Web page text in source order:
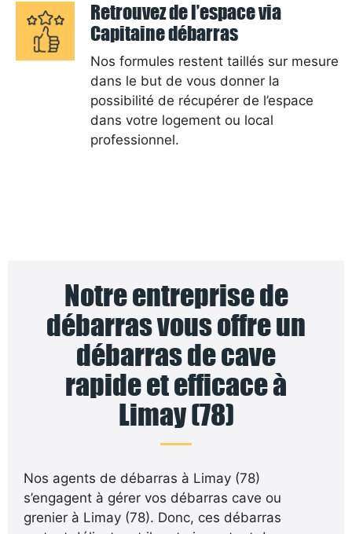
Retrouvez de l’espace via
Capitaine débarras
Nos formules restent taillés sur mesure
dans le but de vous donner la
possibilité de récupérer de l’espace
dans votre logement ou local
professionnel.
Notre entreprise de
débarras vous offre un
débarras de cave
rapide et efficace à
Limay (78)
Nos agents de débarras à Limay (78)
s’engagent à gérer vos débarras cave ou
grenier à Limay (78). Donc, ces débarras